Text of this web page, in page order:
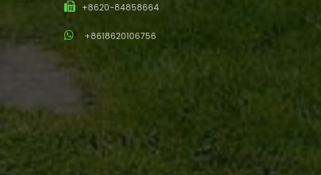
+8620-84858664
+8618620106756